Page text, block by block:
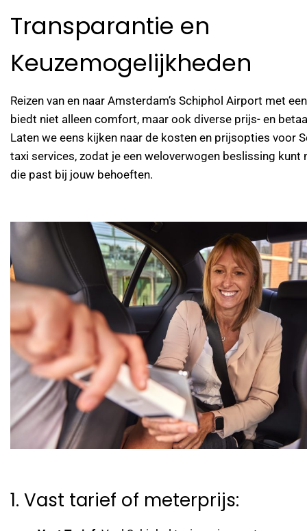
Transparantie en
Keuzemogelijkheden
Reizen van en naar Amsterdam’s Schiphol Airport met
biedt niet alleen comfort, maar ook diverse prijs- en
Laten we eens kijken naar de kosten en prijsopties voor
taxi services, zodat je een weloverwogen beslissing kunt
die past bij jouw behoeften.
1. Vast tarief of meterprijs: